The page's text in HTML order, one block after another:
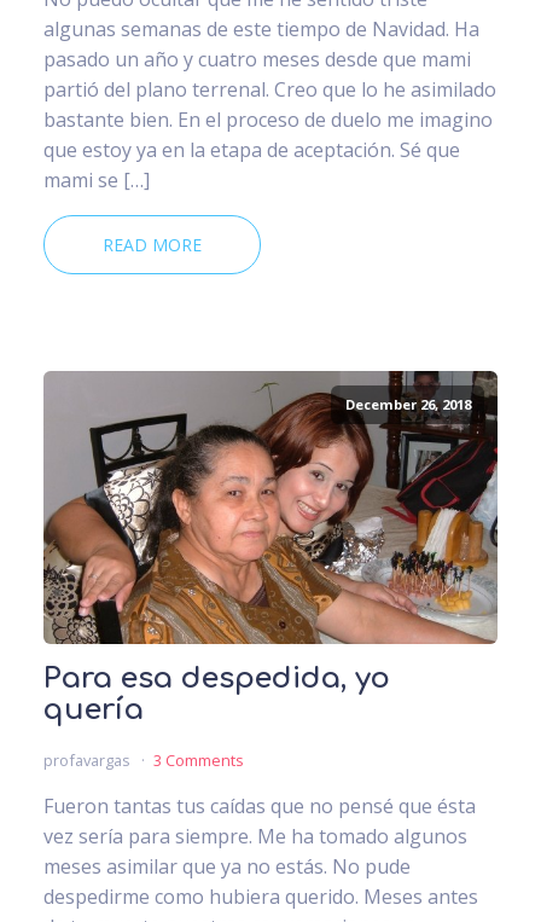
algunas semanas de este tiempo de Navidad. Ha
pasado un año y cuatro meses desde que mami
partió del plano terrenal. Creo que lo he asimilado
bastante bien. En el proceso de duelo me imagino
que estoy ya en la etapa de aceptación. Sé que
mami se […]
READ MORE
December 26, 2018
Para esa despedida, yo
quería
profavargas 3 Comments
Fueron tantas tus caídas que no pensé que ésta
vez sería para siempre. Me ha tomado algunos
meses asimilar que ya no estás. No pude
despedirme como hubiera querido. Meses antes